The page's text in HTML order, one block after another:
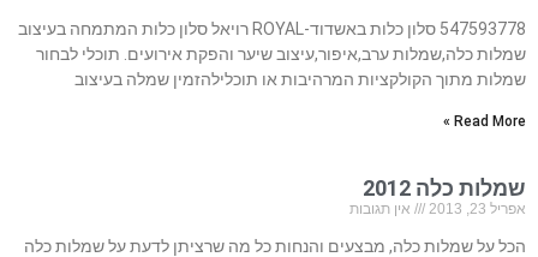
547593778 סלון כלות באשדוד-ROYAL רויאל סלון כלות המתמחה בעיצוב
שמלות כלה,שמלות ערב,איפור,עיצוב שיער והפקת אירועים. תוכלי לבחור
שמלות מתוך הקולקציות המרהיבות או תוכלילהזמין שמלה בעיצוב
Read More »
שמלות כלה 2012
אפריל 23, 2013 אין תגובות
הכל על שמלות כלה, מבצעים והנחות כל מה שרציתן לדעת על שמלות כלה